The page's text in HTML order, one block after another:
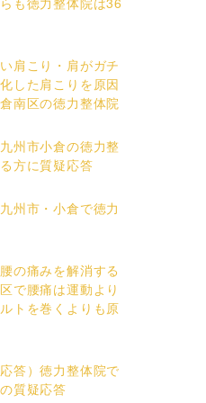
肩こり・肩がガチ
した肩こりを原因
南区の徳力整体院
州市小倉の徳力整
方に質疑応答
州市・小倉で徳力
の痛みを解消する
で腰痛は運動より
トを巻くよりも原
答）徳力整体院で
質疑応答